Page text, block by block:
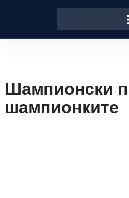
Шампионски
шампионките